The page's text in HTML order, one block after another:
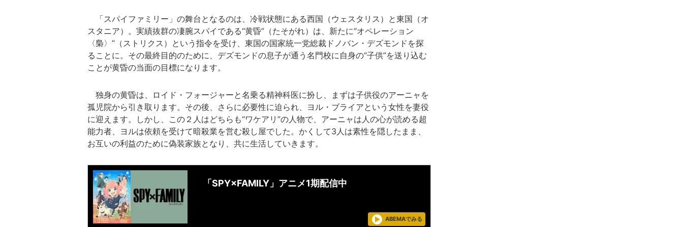
「スパイファミリー」の舞台となるのは、冷戦状態にある西国（ウェスタリス）と東国（オ
スタニア）。実績抜群の凄腕スパイである“黄昏”（たそがれ）は、新たに“オペレーション
〈梟〉”（ストリクス）という指令を受け、東国の国家統一党総裁ドノバン・デズモンドを探
ることに。その最終目的のために、デズモンドの息子が通う名門校に自身の“子供”を送り込む
ことが黄昏の当面の目標になります。
独身の黄昏は、ロイド・フォージャーと名乗る精神科医に扮し、まずは子供役のアーニャを
孤児院から引き取ります。その後、さらに必要性に迫られ、ヨル・ブライアという女性を妻役
に迎えます。しかし、この２人はどちらも“ワケアリ”の人物で、アーニャは人の心が読める超
能力者、ヨルは依頼を受けて暗殺業を営む殺し屋でした。かくして3人は素性を隠したまま、
お互いの利益のために偽装家族となり、共に生活していきます。
「SPY×FAMILY」アニメ1期配信中
ABEMAでみる